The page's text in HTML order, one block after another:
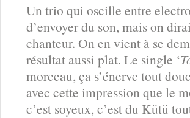
Un trio qui oscille entre
d’envoyer du son, mais on
chanteur. On en vient à se
résultat aussi plat. Le single ‘
morceau, ça s’énerve tout
avec cette impression que le
c’est soyeux, c’est du Kütü